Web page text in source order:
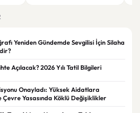
Yeniden Gündemde Sevgilisi İçin Silaha
Açılacak? 2026 Yılı Tatil Bilgileri
Onayladı: Yüksek Aidatlara
Çevre Yasasında Köklü Değişiklikler